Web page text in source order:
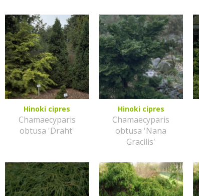
Hinoki cipres
Chamaecyparis
obtusa 'Draht'
Hinoki cipres
Chamaecyparis
obtusa 'Nana
Gracilis'